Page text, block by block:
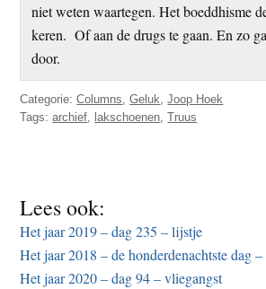
niet weten waartegen. Het boeddhisme
keren. Of aan de drugs te gaan. En zo
door.
Categorie:Columns,Geluk,Joop Hoek
Tags:archief, lakschoenen,Truus
Lees ook:
Het jaar 2019 – dag 235 – lijstje
Het jaar 2018 – de honderdenachtste dag
Het jaar 2020 – dag 94 – vliegangst